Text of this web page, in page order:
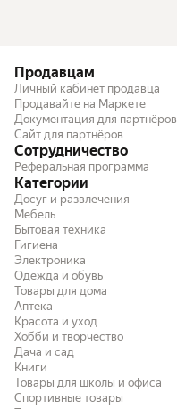
Продавцам
Личный кабинет продавца
Продавайте на Маркете
Документация для партнёров
Сайт для партнёров
Сотрудничество
Реферальная программа
Категории
Досуг и развлечения
Мебель
Бытовая техника
Гигиена
Электроника
Одежда и обувь
Товары для дома
Аптека
Красота и уход
Хобби и творчество
Дача и сад
Книги
Товары для школы и офиса
Спортивные товары